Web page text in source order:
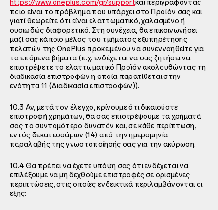
https://www.oneplus.com/gr/supportκαι περιγράφοντας
ποιο είναι το πρόβλημα που υπάρχει στο Προϊόν σας και
γιατί θεωρείτε ότι είναι ελαττωματικό, χαλασμένο ή
ουσιωδώς διαφορετικό. Στη συνέχεια, θα επικοινωνήσει
μαζί σας κάποιο μέλος του τμήματος εξυπηρέτησης
πελατών της OnePlus προκειμένου να συνεννοηθείτε για
τα επόμενα βήματα (π.χ. ενδέχεται να σας ζητήσει να
επιστρέψετε το ελαττωματικό Προϊόν ακολουθώντας τη
διαδικασία επιστροφών η οποία παρατίθεται στην
ενότητα 11 (Διαδικασία επιστροφών)).
10.3 Αν, μετά τον έλεγχο, κρίνουμε ότι δικαιούστε
επιστροφή χρημάτων, θα σας επιστρέψουμε τα χρήματά
σας το συντομότερο δυνατόν και, σε κάθε περίπτωση,
εντός δεκατεσσάρων (14) από την ημερομηνία
παραλαβής της γνωστοποίησής σας για την ακύρωση.
10.4 Θα πρέπει να έχετε υπόψη σας ότι ενδέχεται να
επιλέξουμε να μη δεχθούμε επιστροφές σε ορισμένες
περιπτώσεις, στις οποίες ενδεικτικά περιλαμβάνονται οι
εξής: